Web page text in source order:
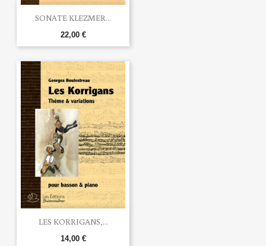
SONATE KLEZMER...
22,00 €
LES KORRIGANS,...
14,00 €